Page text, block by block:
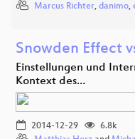
Marcus Richter, danimo,
Snowden Effect
Einstellungen und
Kontext des…
2014-12-29
6.8k